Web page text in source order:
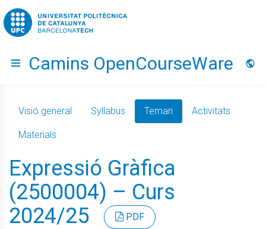
Go to upc.edu
Hide menu
Camins OpenCourseWare
Visió general Syllabus Temari Activitats
Materials
Expressió Gràfica
(2500004) – Curs
2024/25
PDF